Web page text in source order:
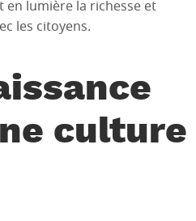
lumière la richesse et
les citoyens.
culture